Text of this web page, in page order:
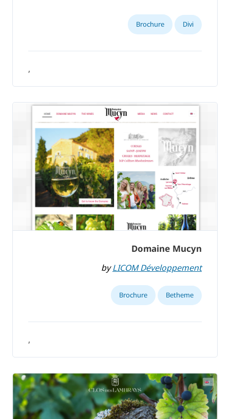
Divi
Brochure
,
Domaine Mucyn
byLICOM Développement
Betheme
Brochure
,